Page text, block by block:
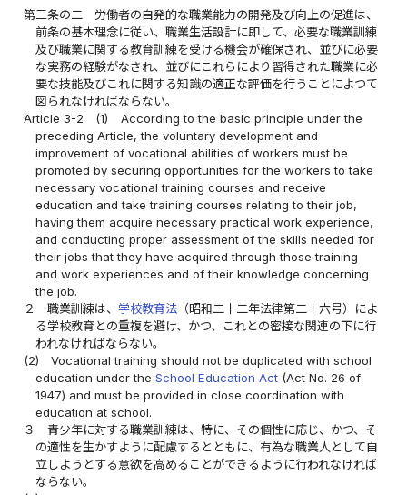
第三条の二
労働者の自発的な職業能力の開発及び向上の促進は、
前条の基本理念に従い、職業生活設計に即して、必要な職業訓練
及び職業に関する教育訓練を受ける機会が確保され、並びに必要
な実務の経験がなされ、並びにこれらにより習得された職業に必
要な技能及びこれに関する知識の適正な評価を行うことによつて
図られなければならない。
Article 3-2
(1)
According to the basic principle under the
preceding Article, the voluntary development and
improvement of vocational abilities of workers must be
promoted by securing opportunities for the workers to take
necessary vocational training courses and receive
education and take training courses relating to their job,
having them acquire necessary practical work experience,
and conducting proper assessment of the skills needed for
their jobs that they have acquired through those training
and work experiences and of their knowledge concerning
the job.
２
職業訓練は、学校教育法 （昭和二十二年法律第二十六号）によ
る学校教育との重複を避け、かつ、これとの密接な関連の下に行
われなければならない。
(2)
Vocational training should not be duplicated with school
education under theSchool Education Act (Act No. 26 of
1947) and must be provided in close coordination with
education at school.
３
青少年に対する職業訓練は、特に、その個性に応じ、かつ、そ
の適性を生かすように配慮するとともに、有為な職業人として自
立しようとする意欲を高めることができるように行われなければ
ならない。